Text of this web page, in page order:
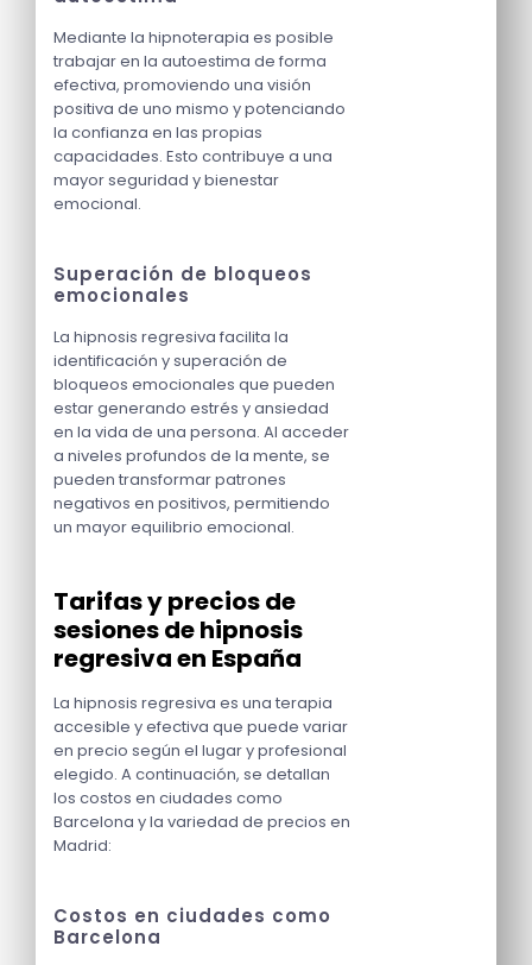
Mediante la hipnoterapia es posible
trabajar en la autoestima de forma
efectiva, promoviendo una visión
positiva de uno mismo y potenciando
la confianza en las propias
capacidades. Esto contribuye a una
mayor seguridad y bienestar
emocional.
Superación de bloqueos
emocionales
La hipnosis regresiva facilita la
identificación y superación de
bloqueos emocionales que pueden
estar generando estrés y ansiedad
en la vida de una persona. Al acceder
a niveles profundos de la mente, se
pueden transformar patrones
negativos en positivos, permitiendo
un mayor equilibrio emocional.
Tarifas y precios de
sesiones de hipnosis
regresiva en España
La hipnosis regresiva es una terapia
accesible y efectiva que puede variar
en precio según el lugar y profesional
elegido. A continuación, se detallan
los costos en ciudades como
Barcelona y la variedad de precios en
Madrid:
Costos en ciudades como
Barcelona